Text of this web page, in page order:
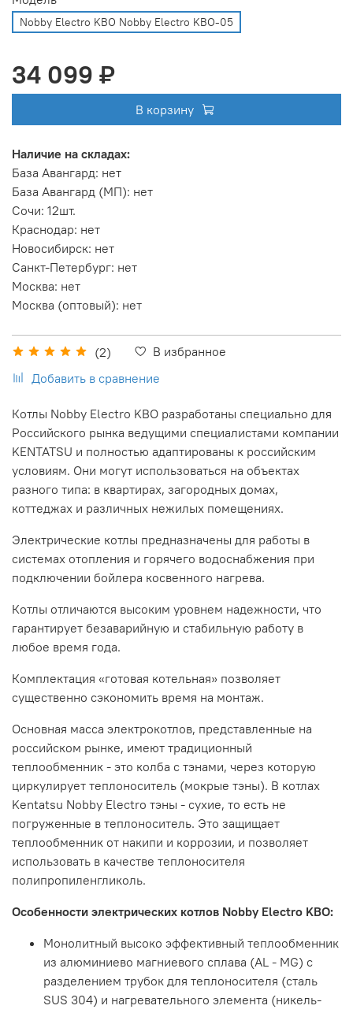
(2)
В избранное
Добавить в сравнение
Nobby Electro KBO Nobby Electro KBO-05
34 099 ₽
В корзину
Наличие на складах:
База Авангард: нет
База Авангард (МП): нет
Сочи: 12шт.
Краснодар: нет
Новосибирск: нет
Санкт-Петербург: нет
Москва: нет
Москва (оптовый): нет
Котлы Nobby Electro KBO разработаны специально для
Российского рынка ведущими специалистами компании
KENTATSU и полностью адаптированы к российским
условиям. Они могут использоваться на объектах
разного типа: в квартирах, загородных домах,
коттеджах и различных нежилых помещениях.
Электрические котлы предназначены для работы в
системах отопления и горячего водоснабжения при
подключении бойлера косвенного нагрева.
Котлы отличаются высоким уровнем надежности, что
гарантирует безаварийную и стабильную работу в
любое время года.
Комплектация «готовая котельная» позволяет
существенно сэкономить время на монтаж.
Основная масса электрокотлов, представленные на
российском рынке, имеют традиционный
теплообменник - это колба с тэнами, через которую
циркулирует теплоноситель (мокрые тэны). В котлах
Kentatsu Nobby Electro тэны - сухие, то есть не
погруженные в теплоноситель. Это защищает
теплообменник от накипи и коррозии, и позволяет
использовать в качестве теплоносителя
полипропиленгликоль.
Особенности электрических котлов Nobby Electro KBO:
Монолитный высоко эффективный теплообменник
из алюминиево магниевого сплава (AL - MG) с
разделением трубок для теплоносителя (сталь
SUS 304) и нагревательного элемента (никель-